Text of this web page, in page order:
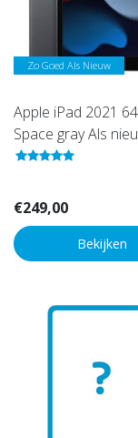
Zo Goed Als Nieuw
Apple iPad 2021
Space gray Als
(Refurbished)
€249,00
Bekijken